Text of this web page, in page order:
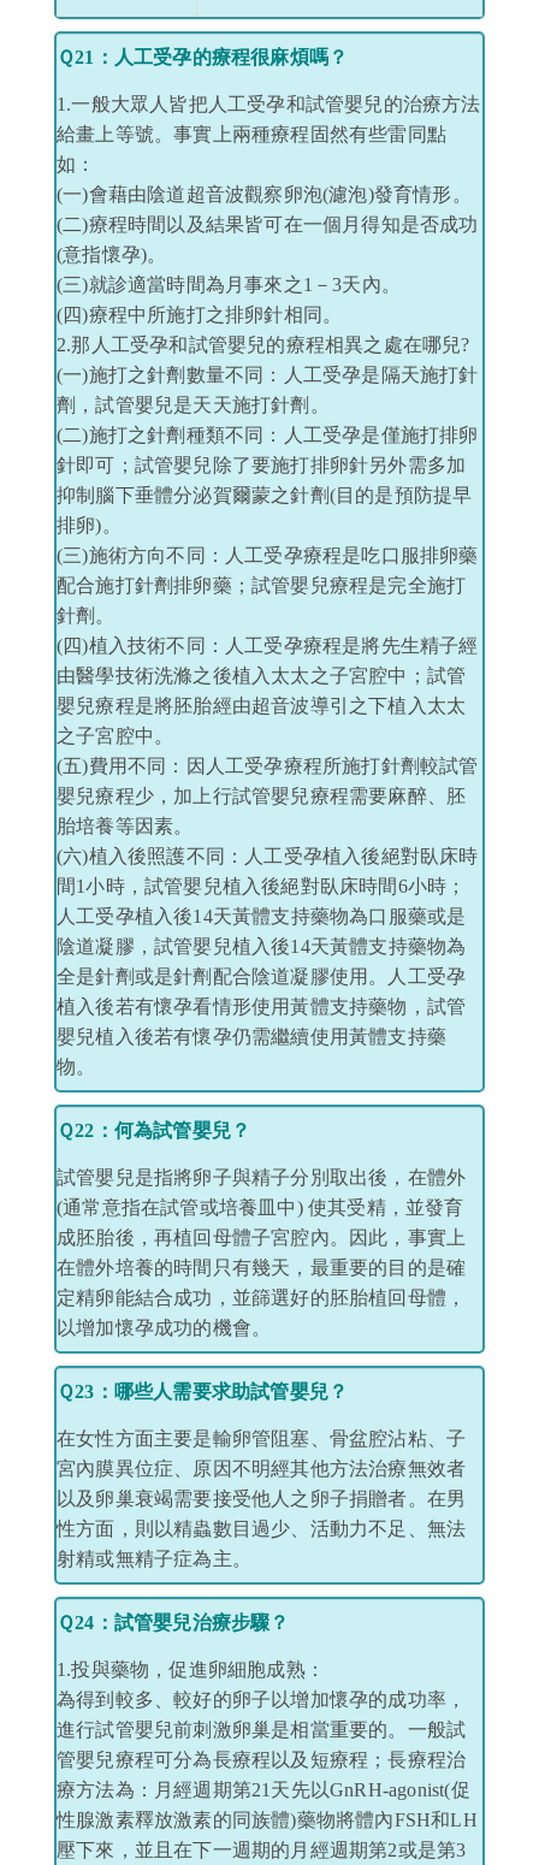
Ｑ21：人工受孕的療程很麻煩嗎？
1.一般大眾人皆把人工受孕和試管嬰兒的治療方法
給畫上等號。事實上兩種療程固然有些雷同點
如：
(一)會藉由陰道超音波觀察卵泡(濾泡)發育情形。
(二)療程時間以及結果皆可在一個月得知是否成功
(意指懷孕)。
(三)就診適當時間為月事來之1－3天內。
(四)療程中所施打之排卵針相同。
2.那人工受孕和試管嬰兒的療程相異之處在哪兒?
(一)施打之針劑數量不同：人工受孕是隔天施打針
劑，試管嬰兒是天天施打針劑。
(二)施打之針劑種類不同：人工受孕是僅施打排卵
針即可；試管嬰兒除了要施打排卵針另外需多加
抑制腦下垂體分泌賀爾蒙之針劑(目的是預防提早
排卵)。
(三)施術方向不同：人工受孕療程是吃口服排卵藥
配合施打針劑排卵藥；試管嬰兒療程是完全施打
針劑。
(四)植入技術不同：人工受孕療程是將先生精子經
由醫學技術洗滌之後植入太太之子宮腔中；試管
嬰兒療程是將胚胎經由超音波導引之下植入太太
之子宮腔中。
(五)費用不同：因人工受孕療程所施打針劑較試管
嬰兒療程少，加上行試管嬰兒療程需要麻醉、胚
胎培養等因素。
(六)植入後照護不同：人工受孕植入後絕對臥床時
間1小時，試管嬰兒植入後絕對臥床時間6小時；
人工受孕植入後14天黃體支持藥物為口服藥或是
陰道凝膠，試管嬰兒植入後14天黃體支持藥物為
全是針劑或是針劑配合陰道凝膠使用。人工受孕
植入後若有懷孕看情形使用黃體支持藥物，試管
嬰兒植入後若有懷孕仍需繼續使用黃體支持藥
物。
Ｑ22：何為試管嬰兒？
試管嬰兒是指將卵子與精子分別取出後，在體外
(通常意指在試管或培養皿中) 使其受精，並發育
成胚胎後，再植回母體子宮腔內。因此，事實上
在體外培養的時間只有幾天，最重要的目的是確
定精卵能結合成功，並篩選好的胚胎植回母體，
以增加懷孕成功的機會。
Ｑ23：哪些人需要求助試管嬰兒？
在女性方面主要是輸卵管阻塞、骨盆腔沾粘、子
宮內膜異位症、原因不明經其他方法治療無效者
以及卵巢衰竭需要接受他人之卵子捐贈者。在男
性方面，則以精蟲數目過少、活動力不足、無法
射精或無精子症為主。
Ｑ24：試管嬰兒治療步驟？
1.投與藥物，促進卵細胞成熟：
為得到較多、較好的卵子以增加懷孕的成功率，
進行試管嬰兒前刺激卵巢是相當重要的。一般試
管嬰兒療程可分為長療程以及短療程；長療程治
療方法為：月經週期第21天先以GnRH-agonist(促
性腺激素釋放激素的同族體)藥物將體內FSH和LH
壓下來，並且在下一週期的月經週期第2或是第3